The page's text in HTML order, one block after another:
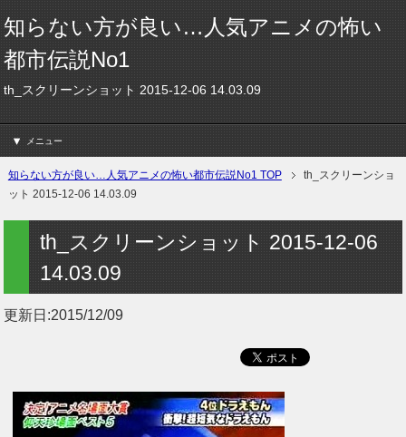
知らない方が良い…人気アニメの怖い
都市伝説No1
th_スクリーンショット 2015-12-06 14.03.09
メニュー
知らない方が良い…人気アニメの怖い都市伝説No1 TOP
th_スクリーンショ
ット 2015-12-06 14.03.09
th_スクリーンショット 2015-12-06
14.03.09
更新日:2015/12/09